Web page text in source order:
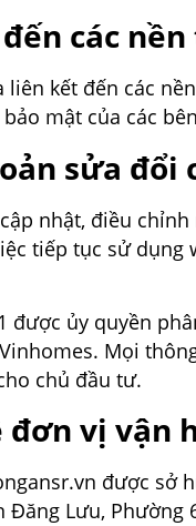
các
kết đến các
mật của các
sửa đổi
nhật, điều
tiếp tục sử
được ủy quyền
Mọi
chủ đầu tư.
đơn vị vận
được sở
Đăng Lưu, Phường